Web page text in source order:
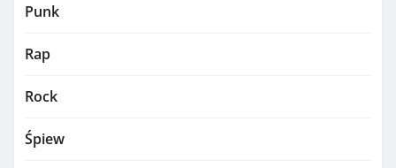
Punk
Rap
Rock
Śpiew